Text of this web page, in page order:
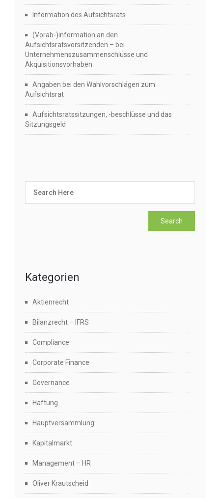
Information des Aufsichtsrats
(Vorab-)information an den
Aufsichtsratsvorsitzenden – bei
Unternehmenszusammenschlüsse und
Akquisitionsvorhaben
Angaben bei den Wahlvorschlägen zum
Aufsichtsrat
Aufsichtsratssitzungen, -beschlüsse und das
Sitzungsgeld
Kategorien
Aktienrecht
Bilanzrecht – IFRS
Compliance
Corporate Finance
Governance
Haftung
Hauptversammlung
Kapitalmarkt
Management – HR
Oliver Krautscheid